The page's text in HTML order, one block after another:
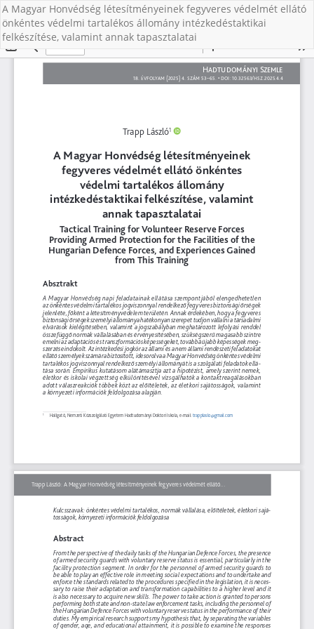
A Magyar Honvédség létesítményeinek fegyveres védelmét ellátó
önkéntes védelmi tartalékos állomány intézkedéstaktikai
felkészítése, valamint annak tapasztalatai